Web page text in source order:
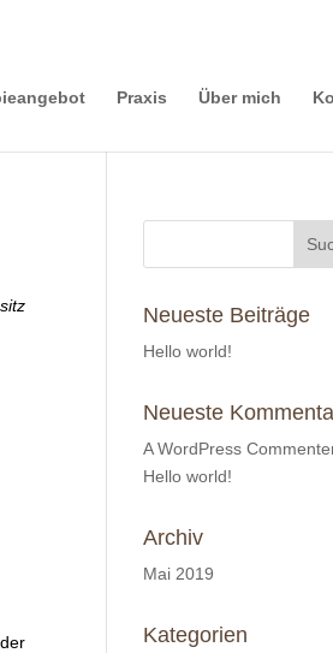
Praxis Über mich
Neueste Beiträge
Hello world!
Neueste
A WordPress
Hello world!
Archiv
Mai 2019
Kategorien